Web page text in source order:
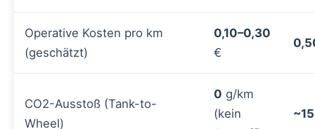
Operative Kosten pro km
(geschätzt)
0,10–0,30
€
CO2-Ausstoß (Tank-to-
Wheel)
0 g/km
(kein